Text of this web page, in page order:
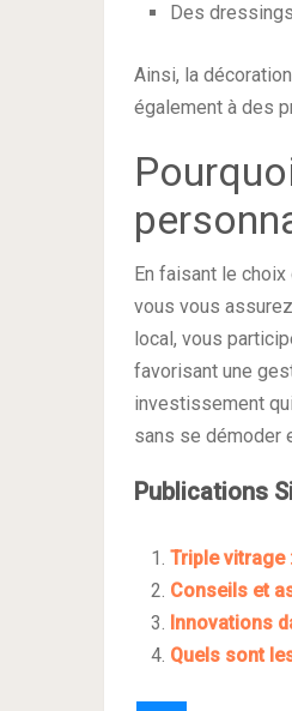
Des
Ainsi, la
également à des
En faisant le
vous vous
local, vous
favorisant une
investissement
sans se démoder
Publications
Triple vitrage
Conseils et
Innovations
Quels sont